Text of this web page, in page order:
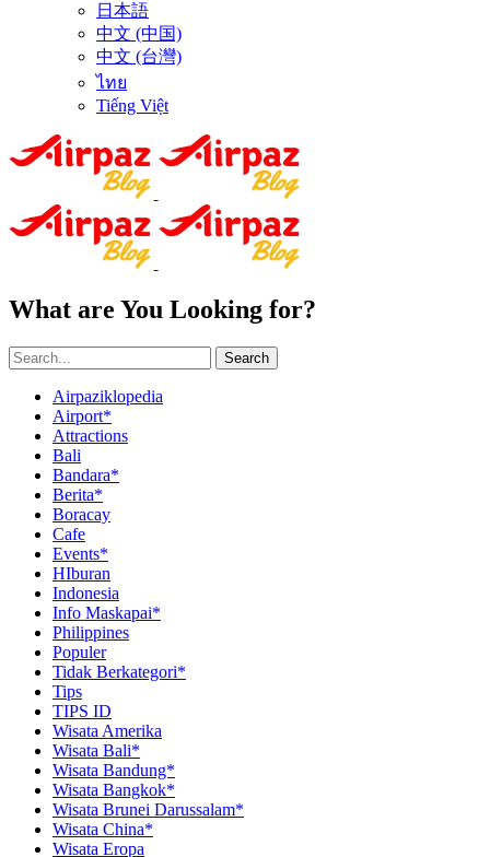
日本語
中文 (中国)
中文 (台灣)
ไทย
Tiếng Việt
What are You Looking for?
Search
Airpaziklopedia
Airport*
Attractions
Bali
Bandara*
Berita*
Boracay
Cafe
Events*
HIburan
Indonesia
Info Maskapai*
Philippines
Populer
Tidak Berkategori*
Tips
TIPS ID
Wisata Amerika
Wisata Bali*
Wisata Bandung*
Wisata Bangkok*
Wisata Brunei Darussalam*
Wisata China*
Wisata Eropa